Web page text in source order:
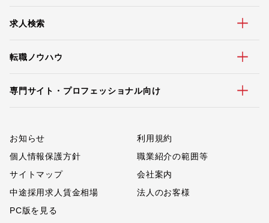
求人検索
転職ノウハウ
専門サイト・プロフェッショナル向け
お知らせ
利用規約
個人情報保護方針
職業紹介の範囲等
サイトマップ
会社案内
中途採用求人賃金相場
法人のお客様
PC版を見る